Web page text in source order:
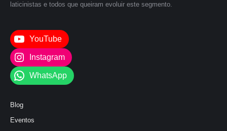
laticinistas e todos que queiram evoluir este segmento.
YouTube
Instagram
WhatsApp
Blog
Eventos